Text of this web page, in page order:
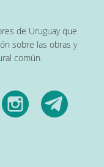
de Uruguay que
sobre las obras y
común.